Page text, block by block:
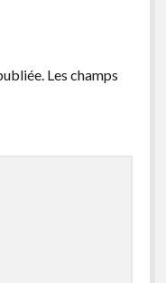
Les champs